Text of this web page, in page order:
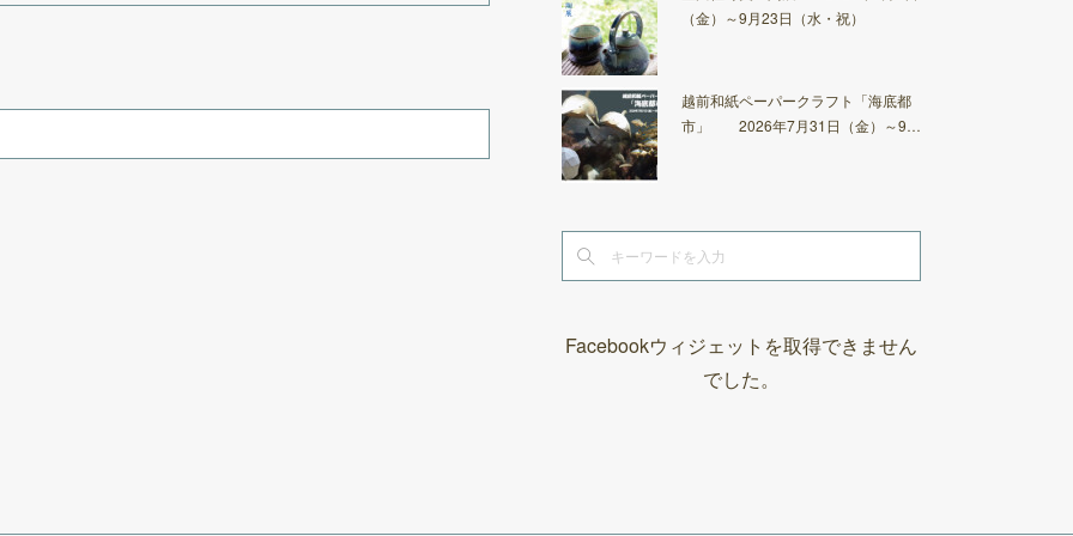
（金）～9月23日（水・祝）
越前和紙ペーパークラフト「海底都
市」 2026年7月31日（金）～9…
Facebookウィジェットを取得できません
でした。